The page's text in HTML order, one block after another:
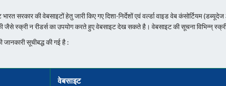
सरकार की वेबसाइटों हेतु जारी किए गए दिशा-निर्देशों एवं वर्ल्डा वाइड वेब कंसोर्टियम
जैसे स्क्री न रीडर्स का उपयोग करते हुए वेबसाइट देख सकते है। वेबसाइट की सूचना विभिन्न्
जानकारी सूचीबद्ध की गई है :
वेबसाइट